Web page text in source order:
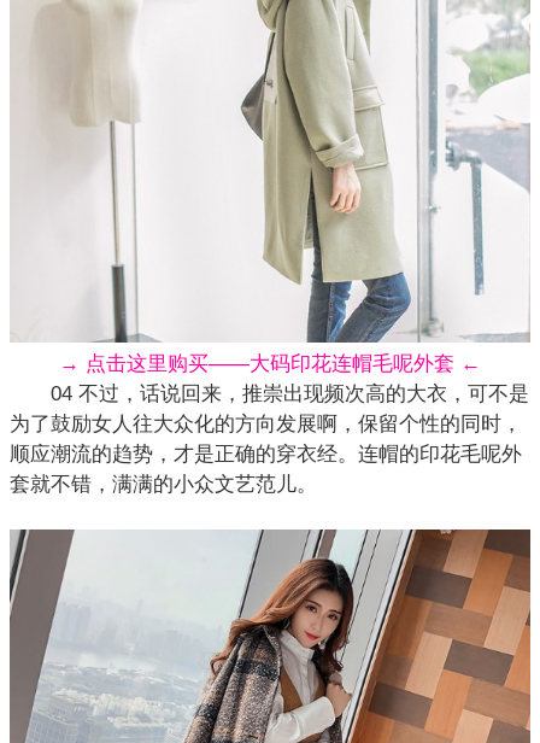
→ 点击这里购买——大码印花连帽毛呢外套 ←
04 不过，话说回来，推崇出现频次高的大衣，可不是
为了鼓励女人往大众化的方向发展啊，保留个性的同时，
顺应潮流的趋势，才是正确的穿衣经。连帽的印花毛呢外
套就不错，满满的小众文艺范儿。